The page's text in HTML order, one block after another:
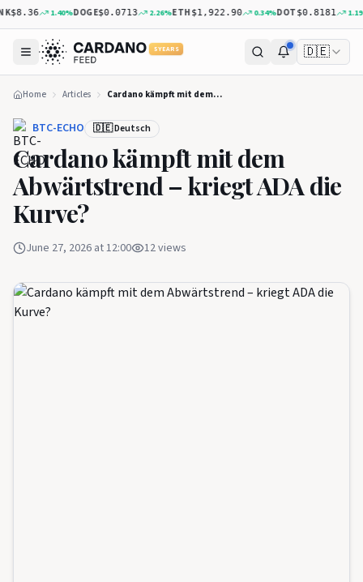
$8.36 1.40%DOGE$0.0713 2.26%ETH$1,922.90 0.34%DOT$0.8181 1.19%
5 YEARS 🇩🇪
Home Articles Cardano kämpft mit dem Abwärtstrend – kriegt ADA die Kurve?
BTC-ECHO 🇩🇪 Deutsch
Cardano kämpft mit dem
Abwärtstrend – kriegt ADA die
Kurve?
June 27, 2026 at 12:00 12views